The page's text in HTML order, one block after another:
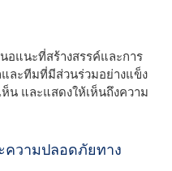
อแนะที่สร้างสรรค์และการ
ละทีมที่มีส่วนร่วมอย่างแข็ง
น และแสดงให้เห็นถึงความ
ความปลอดภัยทาง